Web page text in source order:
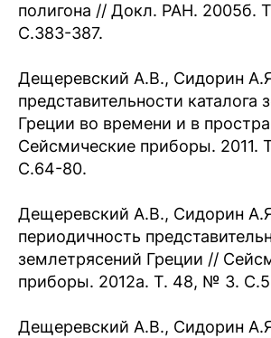
полигона // Докл. РАН. 2005б.
С.383-387.
Дещеревский А.В., Сидорин
представительности каталога
Греции во времени и в
Сейсмические приборы. 2011.
С.64-80.
Дещеревский А.В., Сидорин
периодичность
землетрясений Греции //
приборы. 2012а. Т. 48, № 3.
Дещеревский А.В., Сидорин